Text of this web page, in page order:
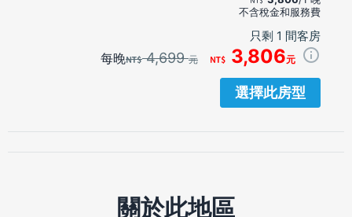
不含稅金和服務費
只剩 1 間客房
每晚 4,699元 3,806元
選擇此房型
關於此地區